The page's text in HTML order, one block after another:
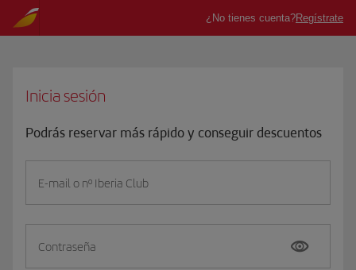
Inicia sesión
Podrás reservar más rápido y conseguir descuentos
E-mail o nº Iberia Club
Contraseña